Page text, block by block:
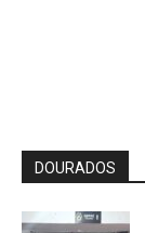
DOURADOS